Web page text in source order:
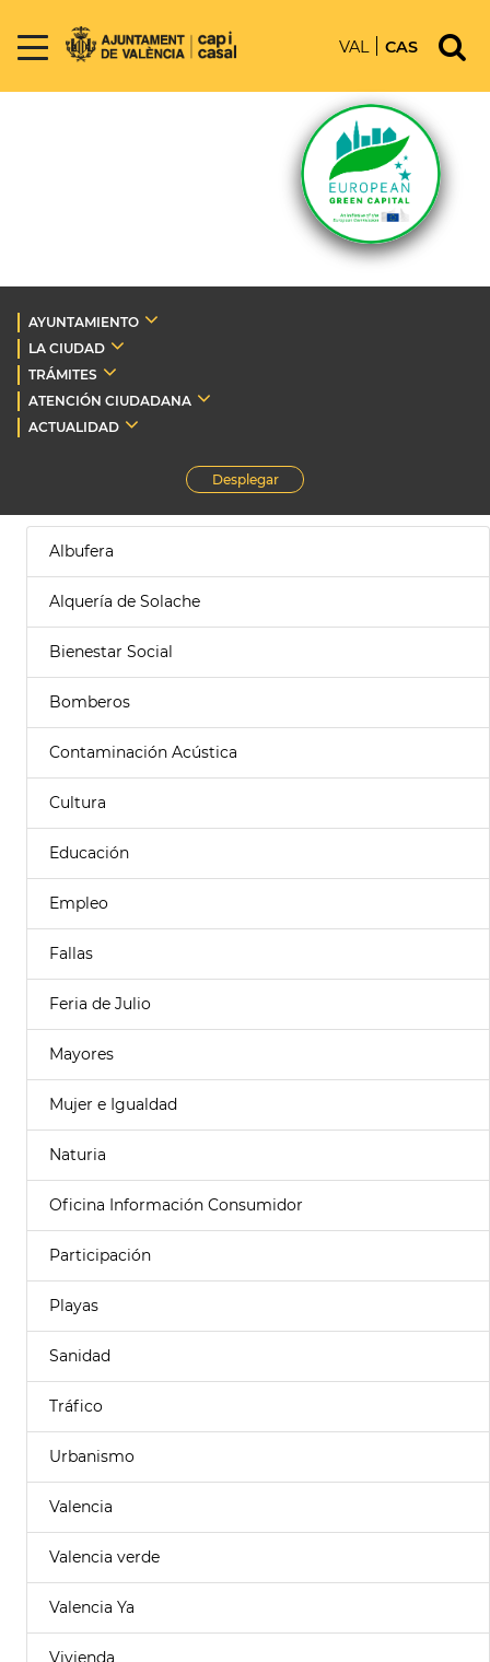
VAL CAS
AYUNTAMIENTO
LA CIUDAD
TRÁMITES
ATENCIÓN CIUDADANA
ACTUALIDAD
Desplegar
Albufera
Alquería de Solache
Bienestar Social
Bomberos
Contaminación Acústica
Cultura
Educación
Empleo
Fallas
Feria de Julio
Mayores
Mujer e Igualdad
Naturia
Oficina Información Consumidor
Participación
Playas
Sanidad
Tráfico
Urbanismo
Valencia
Valencia verde
Valencia Ya
Vivienda